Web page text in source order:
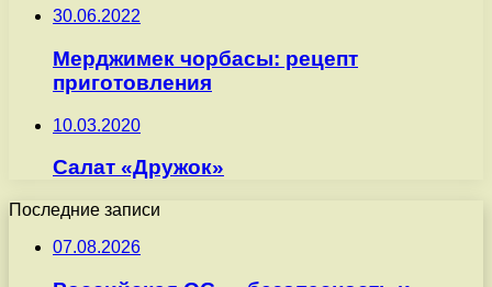
30.06.2022
Мерджимек чорбасы: рецепт
приготовления
10.03.2020
Салат «Дружок»
Последние записи
07.08.2026